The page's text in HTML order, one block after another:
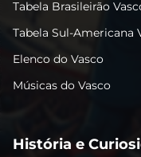
Tabela Brasileirão
Tabela Sul-Americana
Elenco do Vasco
Músicas do Vasco
História e